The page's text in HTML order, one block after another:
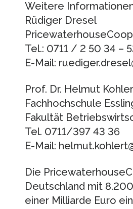
Weitere
Rüdiger Dresel
Tel.: 0711 / 2 50 34 –
E-Mail:
Prof. Dr. Helmut
Fachhochschule
Fakultät
Tel. 0711/397 43 36
E-Mail:
Die
Deutschland mit
einer Milliarde Euro